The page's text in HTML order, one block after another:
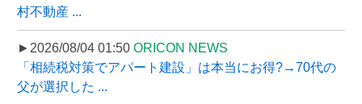
村不動産 ...
►2026/08/04 01:50 ORICON NEWS
「相続税対策でアパート建設」は本当にお得?→70代の
父が選択した ...